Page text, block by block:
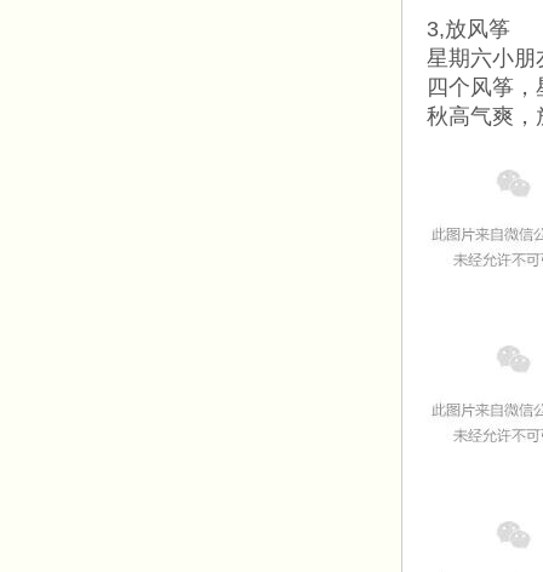
3,放风筝
星期六小朋
四个风筝
秋高气爽，